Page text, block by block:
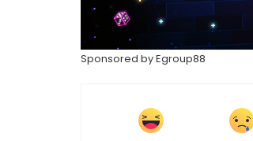
Sponsored byEgroup88